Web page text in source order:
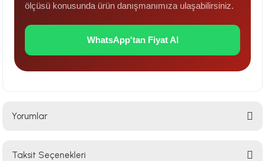
ölçüsü konusunda ürün danışmanımıza ulaşabilirsiniz.
WhatsApp'tan Fiyat Al
Yorumlar
Taksit Seçenekleri